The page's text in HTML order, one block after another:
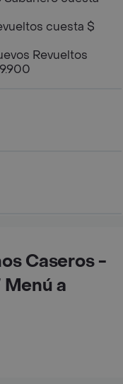
cuesta $
Revueltos
Caseros -
Menú a